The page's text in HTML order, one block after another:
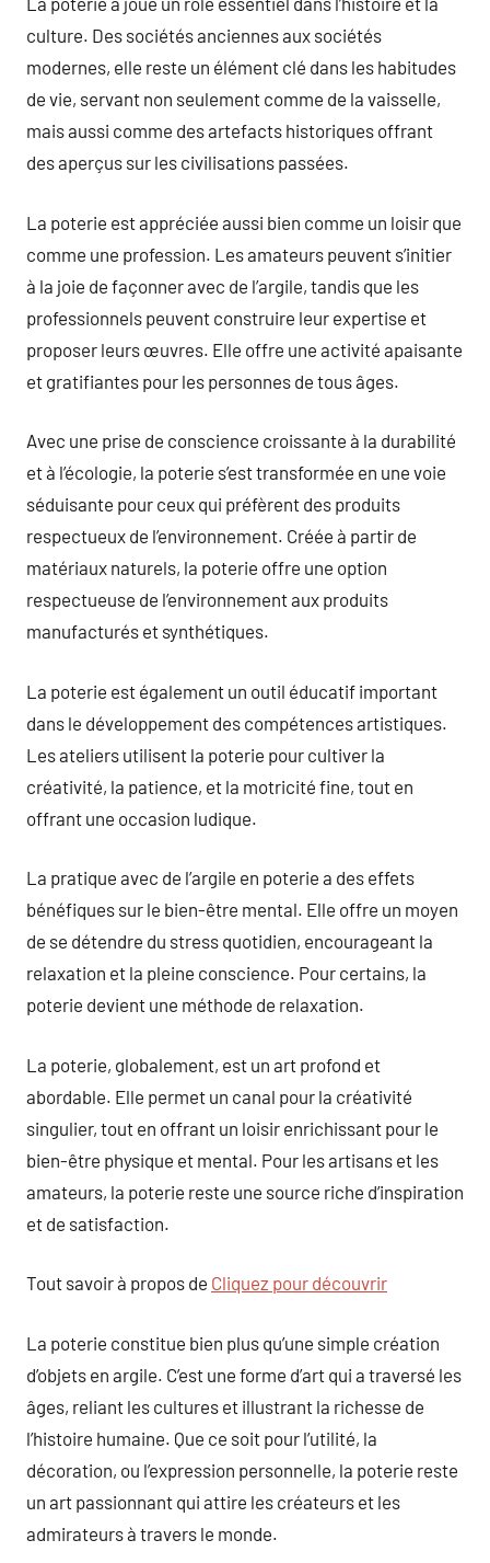
culture. Des sociétés anciennes aux sociétés
modernes, elle reste un élément clé dans les habitudes
de vie, servant non seulement comme de la vaisselle,
mais aussi comme des artefacts historiques offrant
des aperçus sur les civilisations passées.
La poterie est appréciée aussi bien comme un loisir que
comme une profession. Les amateurs peuvent s’initier
à la joie de façonner avec de l’argile, tandis que les
professionnels peuvent construire leur expertise et
proposer leurs œuvres. Elle offre une activité apaisante
et gratifiantes pour les personnes de tous âges.
Avec une prise de conscience croissante à la durabilité
et à l’écologie, la poterie s’est transformée en une voie
séduisante pour ceux qui préfèrent des produits
respectueux de l’environnement. Créée à partir de
matériaux naturels, la poterie offre une option
respectueuse de l’environnement aux produits
manufacturés et synthétiques.
La poterie est également un outil éducatif important
dans le développement des compétences artistiques.
Les ateliers utilisent la poterie pour cultiver la
créativité, la patience, et la motricité fine, tout en
offrant une occasion ludique.
La pratique avec de l’argile en poterie a des effets
bénéfiques sur le bien-être mental. Elle offre un moyen
de se détendre du stress quotidien, encourageant la
relaxation et la pleine conscience. Pour certains, la
poterie devient une méthode de relaxation.
La poterie, globalement, est un art profond et
abordable. Elle permet un canal pour la créativité
singulier, tout en offrant un loisir enrichissant pour le
bien-être physique et mental. Pour les artisans et les
amateurs, la poterie reste une source riche d’inspiration
et de satisfaction.
Tout savoir à propos de Cliquez pour découvrir
La poterie constitue bien plus qu’une simple création
d’objets en argile. C’est une forme d’art qui a traversé les
âges, reliant les cultures et illustrant la richesse de
l’histoire humaine. Que ce soit pour l’utilité, la
décoration, ou l’expression personnelle, la poterie reste
un art passionnant qui attire les créateurs et les
admirateurs à travers le monde.